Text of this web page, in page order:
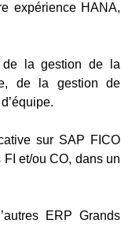
expérience HANA,
de la gestion de la
de la gestion de
sur SAP FICO
et/ou CO, dans un
ERP Grands